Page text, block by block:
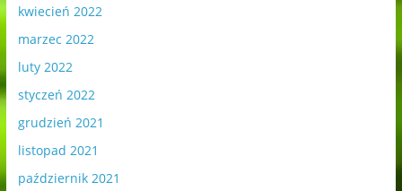
kwiecień 2022
marzec 2022
luty 2022
styczeń 2022
grudzień 2021
listopad 2021
październik 2021